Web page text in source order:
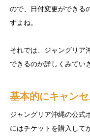
ので、日付変更ができる
すよね。
それでは、ジャングリア
できるのか詳しくみてい
基本的にキャンセ
ジャングリア沖縄の公式
にはチケットを購入して